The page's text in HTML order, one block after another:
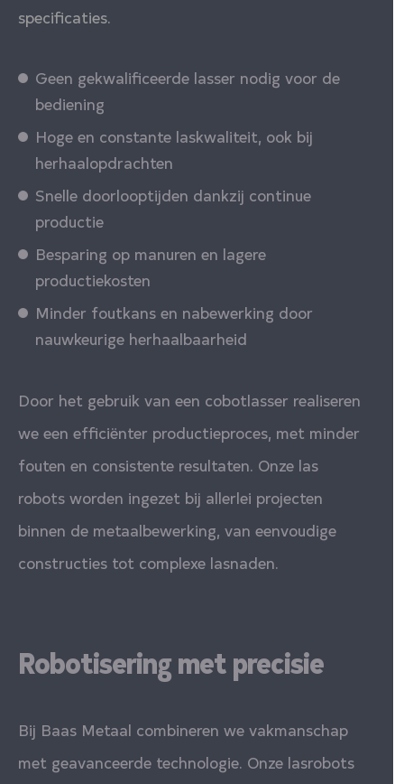
specificaties.
Geen gekwalificeerde lasser nodig voor de
bediening
Hoge en constante laskwaliteit, ook bij
herhaalopdrachten
Snelle doorlooptijden dankzij continue
productie
Besparing op manuren en lagere
productiekosten
Minder foutkans en nabewerking door
nauwkeurige herhaalbaarheid
Door het gebruik van een cobotlasser realiseren
we een efficiënter productieproces, met minder
fouten en consistente resultaten. Onze las
robots worden ingezet bij allerlei projecten
binnen de metaalbewerking, van eenvoudige
constructies tot complexe lasnaden.
Robotisering met precisie
Bij Baas Metaal combineren we vakmanschap
met geavanceerde technologie. Onze lasrobots